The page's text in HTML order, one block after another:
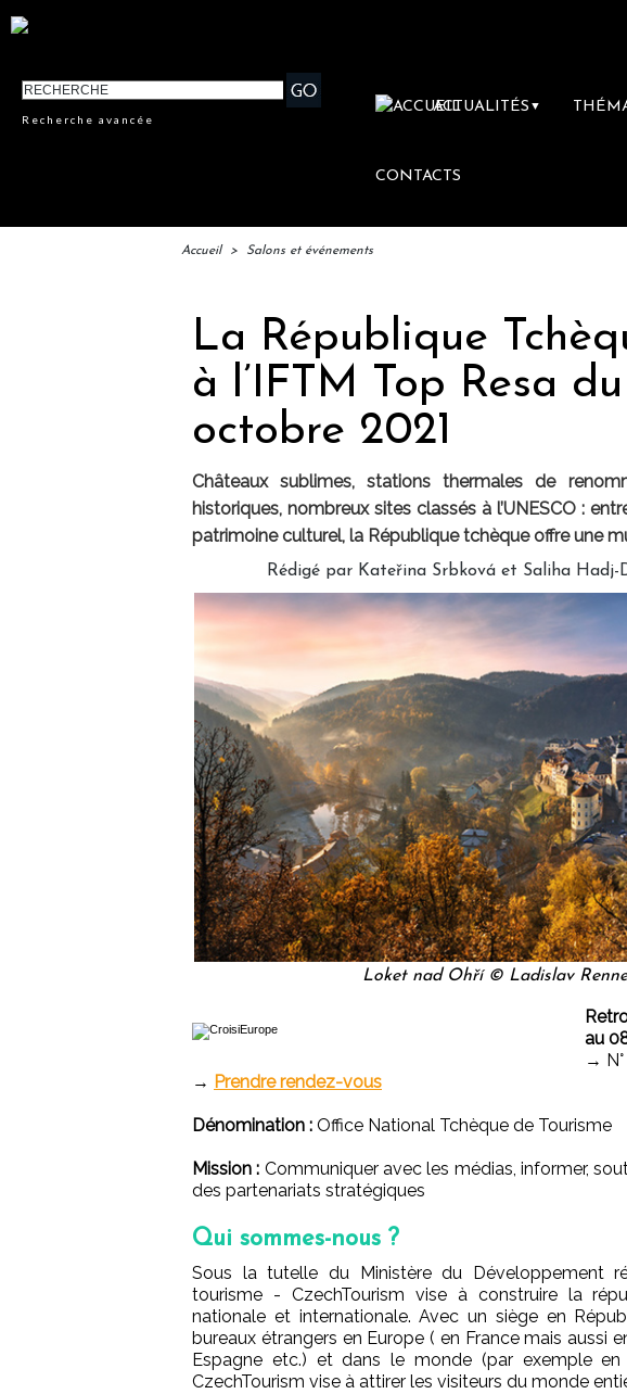
Recherche avancée
ACTUALITÉS ▼
CONTACTS
Accueil > Salons et événements
La République
à l’IFTM Top Resa
octobre 2021
Châteaux sublimes, stations thermales de
historiques, nombreux sites classés à l’UNESCO :
patrimoine culturel, la République tchèque offre une
Rédigé par Kateřina Srbková et Saliha
Loket nad Ohří © Ladislav
au
→
→ Prendre rendez-vous
Dénomination : Office National Tchèque de Tourisme
Mission : Communiquer avec les médias, informer,
des partenariats stratégiques
Qui sommes-nous ?
Sous la tutelle du Ministère du Développement
tourisme - CzechTourism vise à construire la
nationale et internationale. Avec un siège en
bureaux étrangers en Europe ( en France mais aussi
Espagne etc.) et dans le monde (par exemple en
CzechTourism vise à attirer les visiteurs du monde